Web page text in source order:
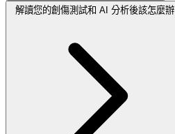
解讀您的創傷測試和 AI 分析後該怎麼辦